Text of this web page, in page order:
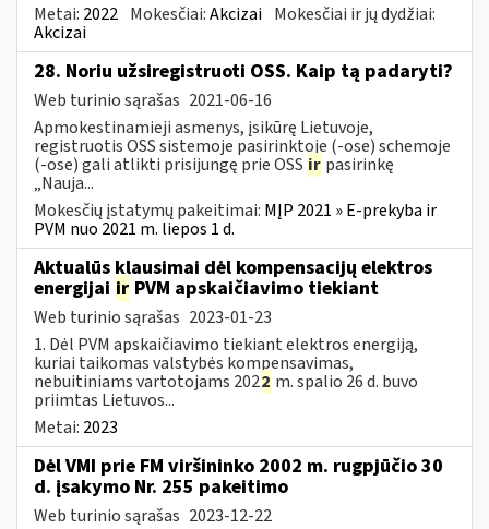
Metai: 2022 Mokesčiai:Akcizai Mokesčiai ir jų dydžiai:
Akcizai
28. Noriu užsiregistruoti OSS. Kaip tą padaryti?
Web turinio sąrašas 2021-06-16
Apmokestinamieji asmenys, įsikūrę Lietuvoje,
registruotis OSS sistemoje pasirinktoje (-ose) schemoje
(-ose) gali atlikti prisijungę prie OSS ir pasirinkę
„Nauja...
Mokesčių įstatymų pakeitimai: MĮP 2021 » E-prekyba ir
PVM nuo 2021 m. liepos 1 d.
Aktualūs klausimai dėl kompensacijų elektros
energijai ir PVM apskaičiavimo tiekiant
Web turinio sąrašas 2023-01-23
1. Dėl PVM apskaičiavimo tiekiant elektros energiją,
kuriai taikomas valstybės kompensavimas,
nebuitiniams vartotojams 2022 m. spalio 26 d. buvo
priimtas Lietuvos...
Metai: 2023
Dėl VMI prie FM viršininko 2002 m. rugpjūčio 30
d. įsakymo Nr. 255 pakeitimo
Web turinio sąrašas 2023-12-22